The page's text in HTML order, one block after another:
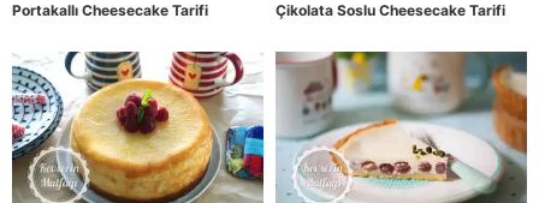
Portakallı Cheesecake Tarifi Çikolata Soslu Cheesecake Tarifi